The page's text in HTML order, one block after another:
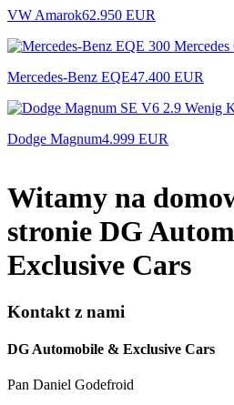
VW Amarok62.950 EUR
Mercedes-Benz EQE47.400 EUR
Dodge Magnum4.999 EUR
Witamy na
stronie DG
Exclusive Cars
Kontakt z nami
DG Automobile & Exclusive Cars
Pan Daniel Godefroid